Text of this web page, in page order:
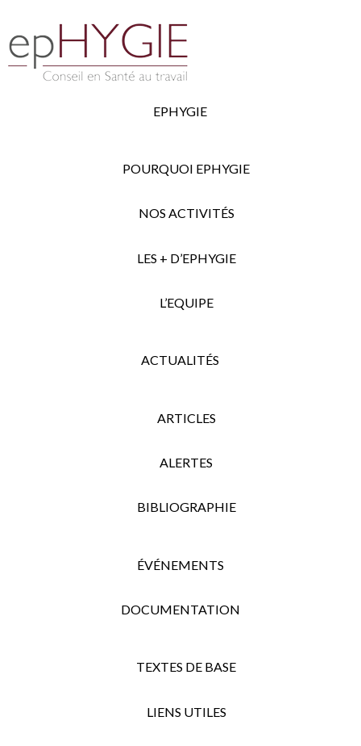
EPHYGIE
POURQUOI EPHYGIE
NOS ACTIVITÉS
LES + D’EPHYGIE
L’EQUIPE
ACTUALITÉS
ARTICLES
ALERTES
BIBLIOGRAPHIE
ÉVÉNEMENTS
DOCUMENTATION
TEXTES DE BASE
LIENS UTILES